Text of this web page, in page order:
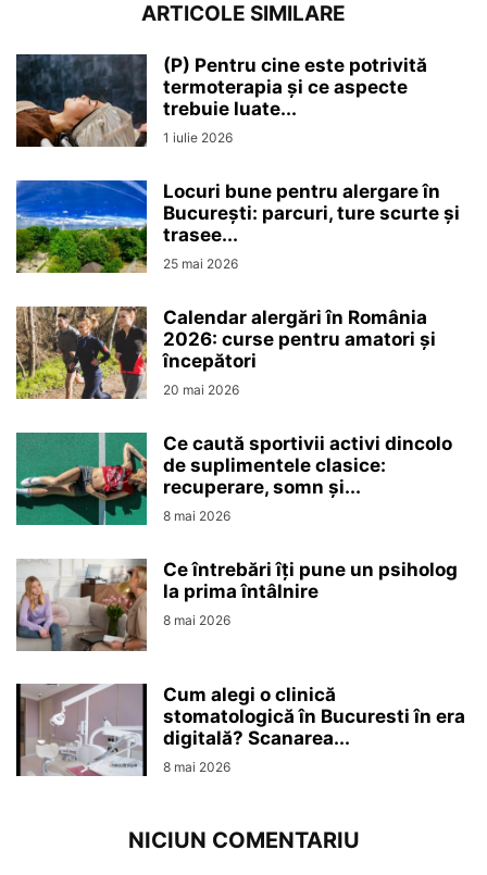
ARTICOLE SIMILARE
(P) Pentru cine este potrivită
termoterapia și ce aspecte
trebuie luate...
1 iulie 2026
Locuri bune pentru alergare în
București: parcuri, ture scurte și
trasee...
25 mai 2026
Calendar alergări în România
2026: curse pentru amatori și
începători
20 mai 2026
Ce caută sportivii activi dincolo
de suplimentele clasice:
recuperare, somn și...
8 mai 2026
Ce întrebări îți pune un psiholog
la prima întâlnire
8 mai 2026
Cum alegi o clinică
stomatologică în Bucuresti în era
digitală? Scanarea...
8 mai 2026
NICIUN COMENTARIU